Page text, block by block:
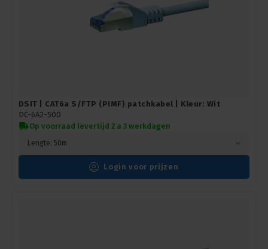
DSIT | CAT6a S/FTP (PIMF) patchkabel | Kleur: Wit
DC-6A2-500
Op voorraad levertijd 2 a 3 werkdagen
Lengte: 50m
Login voor prijzen